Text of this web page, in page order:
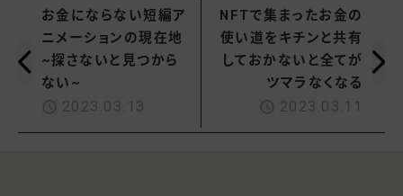
お金にならない短編ア
ニメーションの現在地
~探さないと見つから
ない~
2023.03.13
NFTで集まったお金の
使い道をキチンと共有
しておかないと全てが
ツマラなくなる
2023.03.11